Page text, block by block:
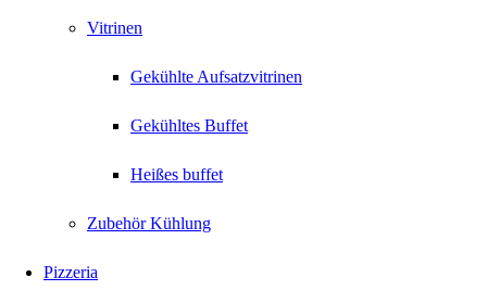
Vitrinen
Gekühlte Aufsatzvitrinen
Gekühltes Buffet
Heißes buffet
Zubehör Kühlung
Pizzeria